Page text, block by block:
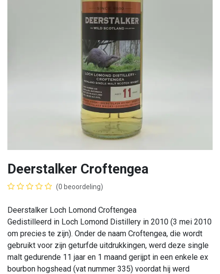
Deerstalker Croftengea
(0 beoordeling)
Deerstalker Loch Lomond Croftengea
Gedistilleerd in Loch Lomond Distillery in 2010 (3 mei 2010
om precies te zijn). Onder de naam Croftengea, die wordt
gebruikt voor zijn geturfde uitdrukkingen, werd deze single
malt gedurende 11 jaar en 1 maand gerijpt in een enkele ex
bourbon hogshead (vat nummer 335) voordat hij werd